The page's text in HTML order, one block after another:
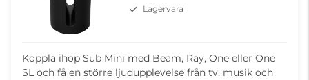
Lagervara
Koppla ihop Sub Mini med Beam, Ray, One eller One
SL och få en större ljudupplevelse från tv, musik och